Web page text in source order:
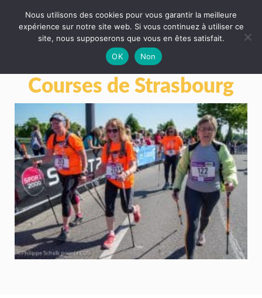
Courses de Strasbourg
Nous utilisons des cookies pour vous garantir la meilleure
expérience sur notre site web. Si vous continuez à utiliser ce
site, nous supposerons que vous en êtes satisfait.
OK
Non